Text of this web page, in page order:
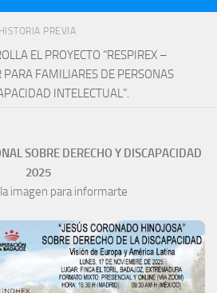
HISTORIA PREVIA
EL PROYECTO “RESPIREX –
FAMILIARES DE PERSONAS
INTELECTUAL”.
SOBRE DERECHO Y DISCAPACIDAD
2025
imagen para informarte